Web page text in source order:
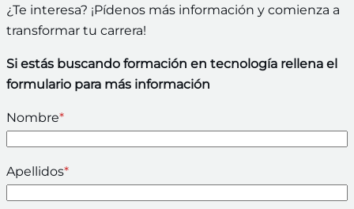
¿Te interesa? ¡Pídenos más información y comienza a
transformar tu carrera!
Si estás buscando formación en tecnología rellena el
formulario para más información
Nombre*
Apellidos*